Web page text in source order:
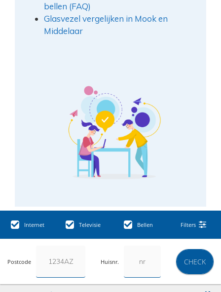
bellen (FAQ)
Glasvezel vergelijken in Mook en
Middelaar
Internet Televisie Bellen Filters
Postcode Huisnr. CHECK